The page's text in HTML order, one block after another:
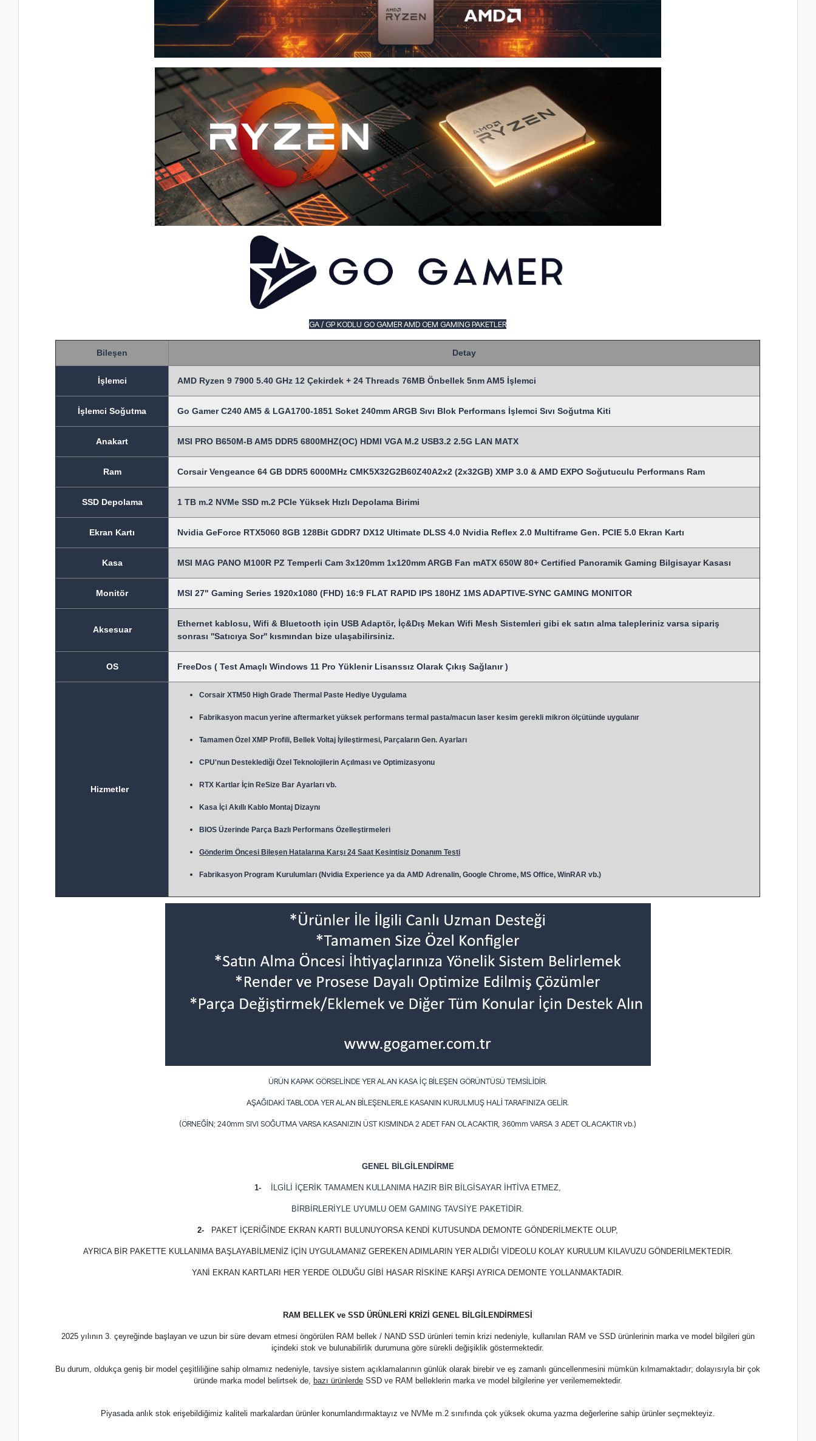
GA / GP KODLU GO GAMER AMD OEM GAMING PAKETLER
Bileşen Detay
İşlemci AMD Ryzen 9 7900 5.40 GHz 12 Çekirdek + 24 Threads 76MB Önbellek 5nm AM5 İşlemci
İşlemci Soğutma Go Gamer C240 AM5 & LGA1700-1851 Soket 240mm ARGB Sıvı Blok Performans İşlemci Sıvı Soğutma Kiti
Anakart MSI PRO B650M-B AM5 DDR5 6800MHZ(OC) HDMI VGA M.2 USB3.2 2.5G LAN MATX
Ram Corsair Vengeance 64 GB DDR5 6000MHz CMK5X32G2B60Z40A2x2 (2x32GB) XMP 3.0 & AMD EXPO Soğutuculu Performans Ram
SSD Depolama 1 TB m.2 NVMe SSD m.2 PCIe Yüksek Hızlı Depolama Birimi
Ekran Kartı Nvidia GeForce RTX5060 8GB 128Bit GDDR7 DX12 Ultimate DLSS 4.0 Nvidia Reflex 2.0 Multiframe Gen. PCIE 5.0 Ekran Kartı
Kasa MSI MAG PANO M100R PZ Temperli Cam 3x120mm 1x120mm ARGB Fan mATX 650W 80+ Certified Panoramik Gaming Bilgisayar Kasası
Monitör MSI 27" Gaming Series 1920x1080 (FHD) 16:9 FLAT RAPID IPS 180HZ 1MS ADAPTIVE-SYNC GAMING MONITOR
Aksesuar
Ethernet kablosu, Wifi & Bluetooth için USB Adaptör, İç&Dış Mekan Wifi Mesh Sistemleri gibi ek satın alma talepleriniz varsa sipariş
sonrası ''Satıcıya Sor'' kısmından bize ulaşabilirsiniz.
OS FreeDos ( Test Amaçlı Windows 11 Pro Yüklenir Lisanssız Olarak Çıkış Sağlanır )
Hizmetler
Corsair XTM50 High Grade Thermal Paste Hediye Uygulama
Fabrikasyon macun yerine aftermarket yüksek performans termal pasta/macun laser kesim gerekli mikron ölçütünde uygulanır
Tamamen Özel XMP Profili, Bellek Voltaj İyileştirmesi, Parçaların Gen. Ayarları
CPU'nun Desteklediği Özel Teknolojilerin Açılması ve Optimizasyonu
RTX Kartlar İçin ReSize Bar Ayarları vb.
Kasa İçi Akıllı Kablo Montaj Dizaynı
BIOS Üzerinde Parça Bazlı Performans Özelleştirmeleri
Gönderim Öncesi Bileşen Hatalarına Karşı 24 Saat Kesintisiz Donanım Testi
Fabrikasyon Program Kurulumları (Nvidia Experience ya da AMD Adrenalin, Google Chrome, MS Office, WinRAR vb.)
ÜRÜN KAPAK GÖRSELİNDE YER ALAN KASA İÇ BİLEŞEN GÖRÜNTÜSÜ TEMSİLİDİR.
AŞAĞIDAKİ TABLODA YER ALAN BİLEŞENLERLE KASANIN KURULMUŞ HALİ TARAFINIZA GELİR.
(ÖRNEĞİN; 240mm SIVI SOĞUTMA VARSA KASANIZIN ÜST KISMINDA 2 ADET FAN OLACAKTIR, 360mm VARSA 3 ADET OLACAKTIR vb.)
GENEL BİLGİLENDİRME
1- İLGİLİ İÇERİK TAMAMEN KULLANIMA HAZIR BİR BİLGİSAYAR İHTİVA ETMEZ,
BİRBİRLERİYLE UYUMLU OEM GAMING TAVSİYE PAKETİDİR.
2- PAKET İÇERİĞİNDE EKRAN KARTI BULUNUYORSA KENDİ KUTUSUNDA DEMONTE GÖNDERİLMEKTE OLUP,
AYRICA BİR PAKETTE KULLANIMA BAŞLAYABİLMENİZ İÇİN UYGULAMANIZ GEREKEN ADIMLARIN YER ALDIĞI VİDEOLU KOLAY KURULUM KILAVUZU GÖNDERİLMEKTEDİR.
YANİ EKRAN KARTLARI HER YERDE OLDUĞU GİBİ HASAR RİSKİNE KARŞI AYRICA DEMONTE YOLLANMAKTADIR.
RAM BELLEK ve SSD ÜRÜNLERİ KRİZİ GENEL BİLGİLENDİRMESİ
2025 yılının 3. çeyreğinde başlayan ve uzun bir süre devam etmesi öngörülen RAM bellek / NAND SSD ürünleri temin krizi nedeniyle, kullanılan RAM ve SSD ürünlerinin marka ve model bilgileri gün
içindeki stok ve bulunabilirlik durumuna göre sürekli değişiklik göstermektedir.
Bu durum, oldukça geniş bir model çeşitliliğine sahip olmamız nedeniyle, tavsiye sistem açıklamalarının günlük olarak birebir ve eş zamanlı güncellenmesini mümkün kılmamaktadır; dolayısıyla bir çok
üründe marka model belirtsek de, bazı ürünlerdeSSD ve RAM belleklerin marka ve model bilgilerine yer verilememektedir.
Piyasada anlık stok erişebildiğimiz kaliteli markalardan ürünler konumlandırmaktayız ve NVMe m.2 sınıfında çok yüksek okuma yazma değerlerine sahip ürünler seçmekteyiz.